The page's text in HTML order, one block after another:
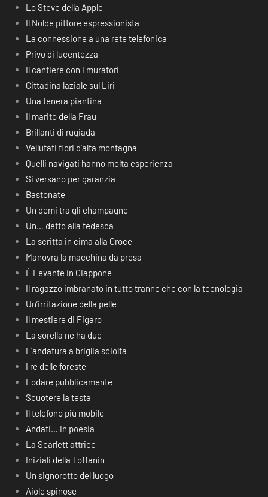
Lo Steve della Apple
Il Nolde pittore espressionista
La connessione a una rete telefonica
Privo di lucentezza
Il cantiere con i muratori
Cittadina laziale sul Liri
Una tenera piantina
Il marito della Frau
Brillanti di rugiada
Vellutati fiori d’alta montagna
Quelli navigati hanno molta esperienza
Si versano per garanzia
Bastonate
Un demi tra gli champagne
Un… detto alla tedesca
La scritta in cima alla Croce
Manovra la macchina da presa
É Levante in Giappone
Il ragazzo imbranato in tutto tranne che con la tecnologia
Un’irritazione della pelle
Il mestiere di Figaro
La sorella ne ha due
L’andatura a briglia sciolta
I re delle foreste
Lodare pubblicamente
Scuotere la testa
Il telefono più mobile
Andati… in poesia
La Scarlett attrice
Iniziali della Toffanin
Un signorotto del luogo
Aiole spinose